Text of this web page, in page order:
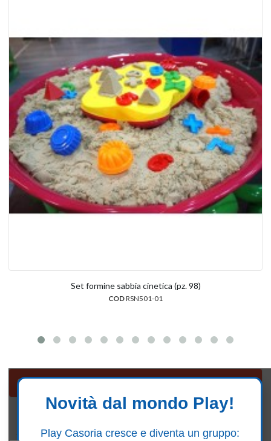
Set formine sabbia cinetica (pz. 98)
CODRSN501-01
Novità dal mondo Play!
Play Casoria cresce e diventa un gruppo:
Sabbiere, sedute e scenografie i resina
Seguici su Facebook